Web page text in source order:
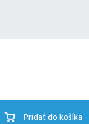
Pridať do košíka